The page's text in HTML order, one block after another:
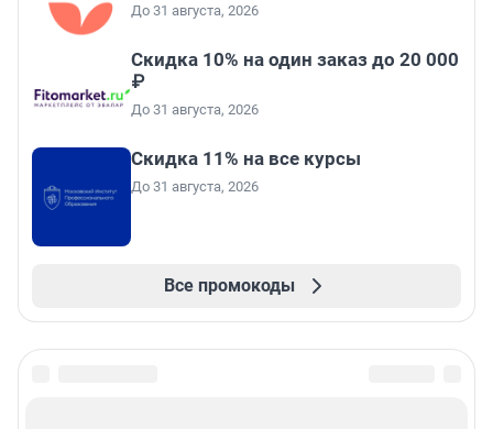
До 31 августа, 2026
Скидка 10% на один заказ до 20 000
₽
До 31 августа, 2026
Скидка 11% на все курсы
До 31 августа, 2026
Все промокоды